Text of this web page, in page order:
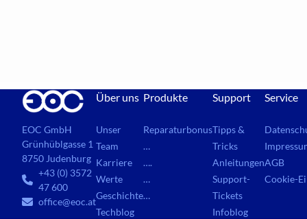
EOC GmbH
Grünhüblgasse 1
8750 Judenburg
+43 (0) 3572
47 600
office@eoc.at
Über uns
Unser
Team
Karriere
Werte
Geschichte
Techblog
Produkte
Reparaturbonus
…
….
…
…
Support
Tipps &
Tricks
Anleitungen
Support-
Tickets
Infoblog
Service
AGB
Cookie-